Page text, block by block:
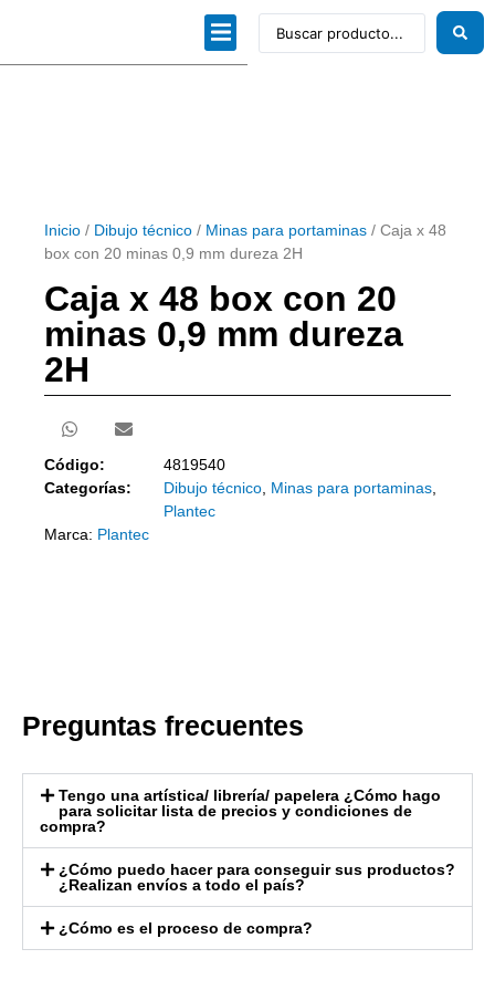
Inicio / Dibujo técnico / Minas para portaminas / Caja x 48
box con 20 minas 0,9 mm dureza 2H
Caja x 48 box con 20
minas 0,9 mm dureza
2H
Código:
4819540
Categorías:
Dibujo técnico Minas para portaminas
Plantec
Marca: Plantec
Preguntas frecuentes
Tengo una artística/ librería/ papelera ¿Cómo hago
para solicitar lista de precios y condiciones de
compra?
¿Cómo puedo hacer para conseguir sus productos?
¿Realizan envíos a todo el país?
¿Cómo es el proceso de compra?